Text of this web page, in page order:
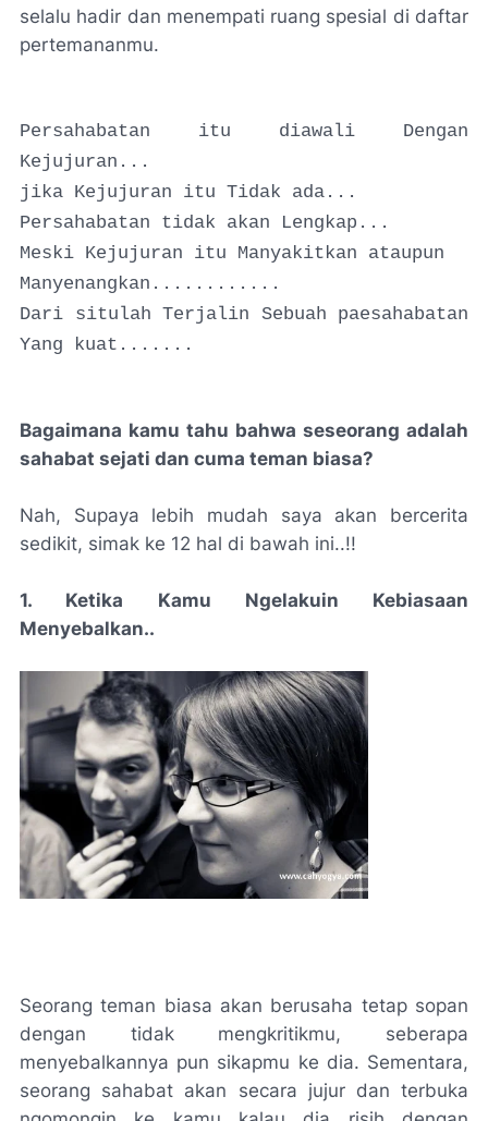
selalu hadir dan menempati ruang spesial di daftar
pertemananmu.
Persahabatan itu diawali Dengan
Kejujuran...
jika Kejujuran itu Tidak ada...
Persahabatan tidak akan Lengkap...
Meski Kejujuran itu Manyakitkan ataupun
Manyenangkan............
Dari situlah Terjalin Sebuah paesahabatan
Yang kuat.......
Bagaimana kamu tahu bahwa seseorang adalah
sahabat sejati dan cuma teman biasa?
Nah, Supaya lebih mudah saya akan bercerita
sedikit, simak ke 12 hal di bawah ini..!!
1. Ketika Kamu Ngelakuin Kebiasaan
Menyebalkan..
Seorang teman biasa akan berusaha tetap sopan
dengan tidak mengkritikmu, seberapa
menyebalkannya pun sikapmu ke dia. Sementara,
seorang sahabat akan secara jujur dan terbuka